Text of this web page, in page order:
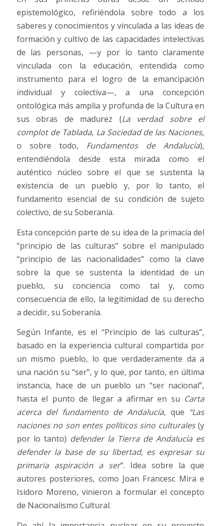
epistemológico, refiriéndola sobre todo a los
saberes y conocimientos y vinculada a las ideas de
formación y cultivo de las capacidades intelectivas
de las personas, —y por lo tanto claramente
vinculada con la educación, entendida como
instrumento para el logro de la emancipación
individual y colectiva—, a una concepción
ontológica más amplia y profunda de la Cultura en
sus obras de madurez (La verdad sobre el
complot de Tablada, La Sociedad de las Naciones,
o sobre todo, Fundamentos de Andalucía),
entendiéndola desde esta mirada como el
auténtico núcleo sobre el que se sustenta la
existencia de un pueblo y, por lo tanto, el
fundamento esencial de su condición de sujeto
colectivo, de su Soberanía.
Esta concepción parte de su idea de la primacía del
“principio de las culturas” sobre el manipulado
“principio de las nacionalidades” como la clave
sobre la que se sustenta la identidad de un
pueblo, su conciencia como tal y, como
consecuencia de ello, la legitimidad de su derecho
a decidir, su Soberanía.
Según Infante, es el “Principio de las culturas”,
basado en la experiencia cultural compartida por
un mismo pueblo, lo que verdaderamente da a
una nación su “ser”, y lo que, por tanto, en última
instancia, hace de un pueblo un “ser nacional”,
hasta el punto de llegar a afirmar en su Carta
acerca del fundamento de Andalucía, que “Las
naciones no son entes políticos sino culturales(y
por lo tanto) defender la Tierra de Andalucía es
defender la base de su libertad, es expresar su
primaria aspiración a ser”. Idea sobre la que
autores posteriores, como Joan Francesc Mira e
Isidoro Moreno, vinieron a formular el concepto
de Nacionalismo Cultural.